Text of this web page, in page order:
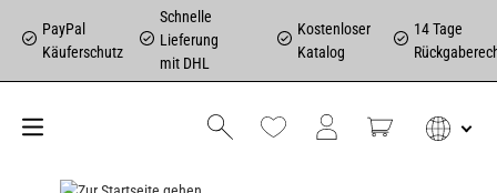
PayPal
Käuferschutz
Schnelle
Lieferung
mit DHL
Kostenloser
Katalog
14 Tage